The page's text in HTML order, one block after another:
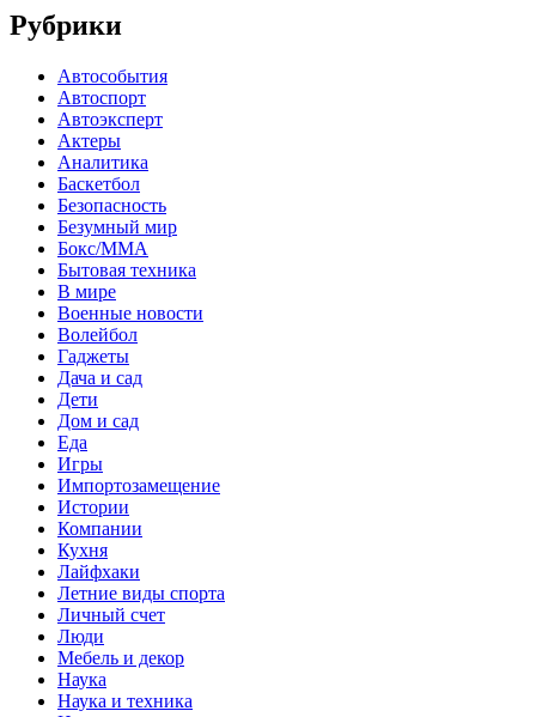
Рубрики
Автособытия
Автоспорт
Автоэксперт
Актеры
Аналитика
Баскетбол
Безопасность
Безумный мир
Бокс/MMA
Бытовая техника
В мире
Военные новости
Волейбол
Гаджеты
Дача и сад
Дети
Дом и сад
Еда
Игры
Импортозамещение
Истории
Компании
Кухня
Лайфхаки
Летние виды спорта
Личный счет
Люди
Мебель и декор
Наука
Наука и техника